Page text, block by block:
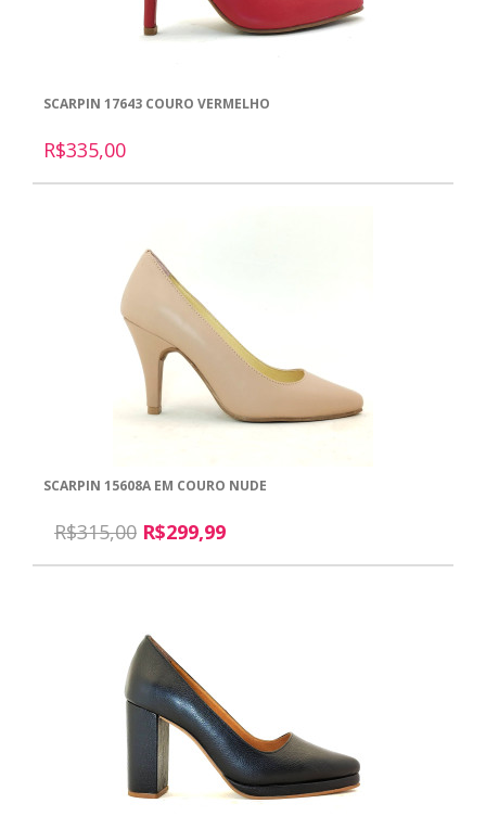
SCARPIN 17643 COURO VERMELHO
R$335,00
SCARPIN 15608A EM COURO NUDE
R$315,00 R$299,99